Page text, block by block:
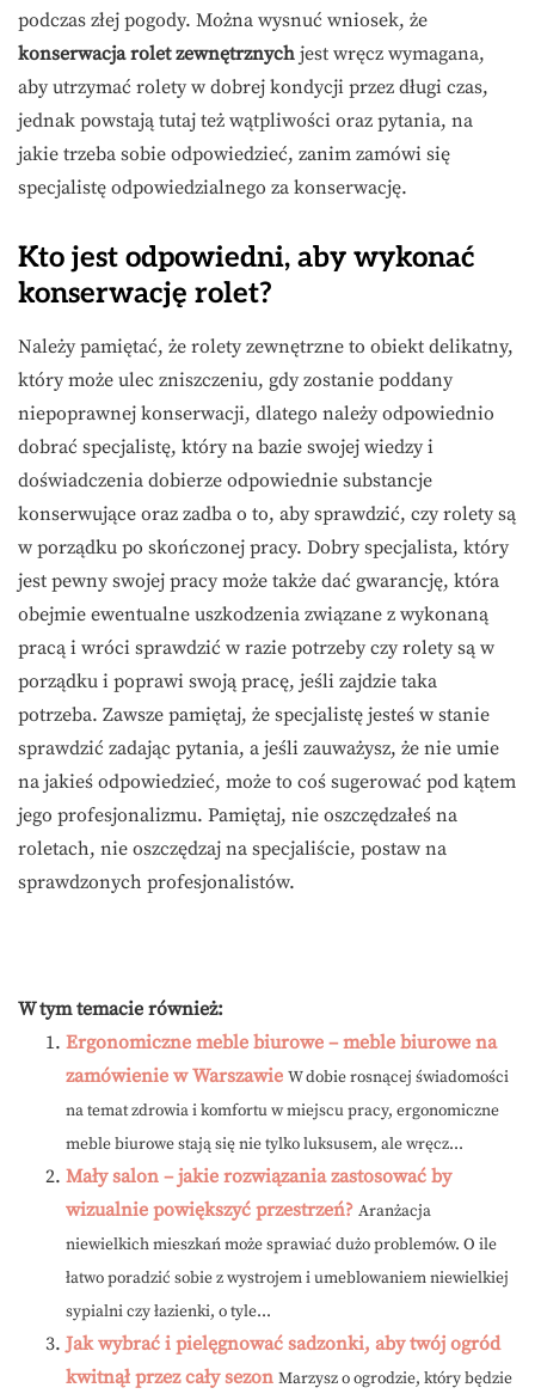
podczas złej pogody. Można wysnuć wniosek, że
konserwacja rolet zewnętrznych jest wręcz wymagana,
aby utrzymać rolety w dobrej kondycji przez długi czas,
jednak powstają tutaj też wątpliwości oraz pytania, na
jakie trzeba sobie odpowiedzieć, zanim zamówi się
specjalistę odpowiedzialnego za konserwację.
Kto jest odpowiedni, aby wykonać
konserwację rolet?
Należy pamiętać, że rolety zewnętrzne to obiekt delikatny,
który może ulec zniszczeniu, gdy zostanie poddany
niepoprawnej konserwacji, dlatego należy odpowiednio
dobrać specjalistę, który na bazie swojej wiedzy i
doświadczenia dobierze odpowiednie substancje
konserwujące oraz zadba o to, aby sprawdzić, czy rolety są
w porządku po skończonej pracy. Dobry specjalista, który
jest pewny swojej pracy może także dać gwarancję, która
obejmie ewentualne uszkodzenia związane z wykonaną
pracą i wróci sprawdzić w razie potrzeby czy rolety są w
porządku i poprawi swoją pracę, jeśli zajdzie taka
potrzeba. Zawsze pamiętaj, że specjalistę jesteś w stanie
sprawdzić zadając pytania, a jeśli zauważysz, że nie umie
na jakieś odpowiedzieć, może to coś sugerować pod kątem
jego profesjonalizmu. Pamiętaj, nie oszczędzałeś na
roletach, nie oszczędzaj na specjaliście, postaw na
sprawdzonych profesjonalistów.
W tym temacie również:
Ergonomiczne meble biurowe – meble biurowe na
zamówienie w Warszawie W dobie rosnącej świadomości
na temat zdrowia i komfortu w miejscu pracy, ergonomiczne
meble biurowe stają się nie tylko luksusem, ale wręcz...
Mały salon – jakie rozwiązania zastosować by
wizualnie powiększyć przestrzeń? Aranżacja
niewielkich mieszkań może sprawiać dużo problemów. O ile
łatwo poradzić sobie z wystrojem i umeblowaniem niewielkiej
sypialni czy łazienki, o tyle...
Jak wybrać i pielęgnować sadzonki, aby twój ogród
kwitnął przez cały sezon Marzysz o ogrodzie, który będzie